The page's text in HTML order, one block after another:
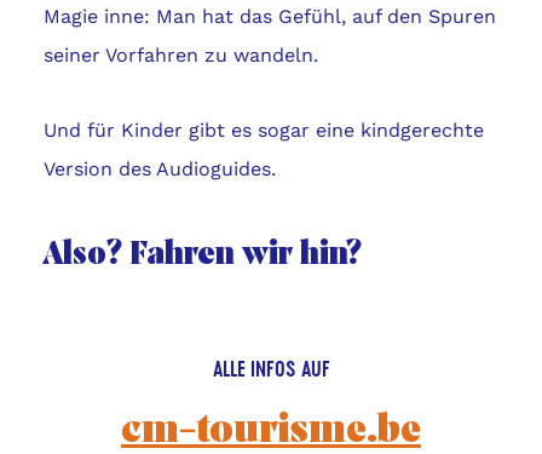
Magie inne: Man hat das Gefühl, auf den Spuren
seiner Vorfahren zu wandeln.
Und für Kinder gibt es sogar eine kindgerechte
Version des Audioguides.
Also? Fahren wir hin?
ALLE INFOS AUF
cm-tourisme.be